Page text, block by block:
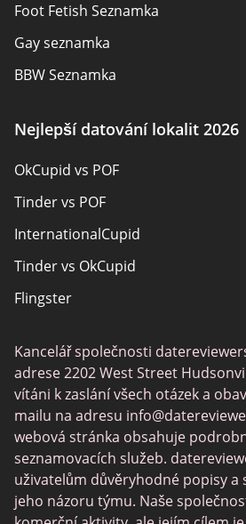
Foot Fetish Seznamka
Gay seznamka
BBW Seznamka
Pansexual Seznamka
Rencontres adultes
Senior Seznamka
Christian Seznamka
Místní singly online
Trans Seznamka
Seznamovací aplikace
Nejlepší datování lokalit 2026
OkCupid vs POF
Tinder vs POF
InternationalCupid
Tinder vs OkCupid
Flingster
Chat Avenue
Zoosk vs Match
Feabie
POF vs Match
SPDate
Kancelář společnosti
adrese 2202 West Street
vítáni k zaslání všech otázek a
mailu na adresu
webová stránka obsahuje
seznamovacích služeb.
uživatelům důvěryhodné popisy a
jeho názoru týmu. Naše